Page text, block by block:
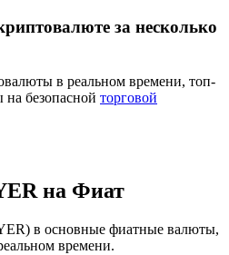
награды ежедневно
за несколько
в реальном времени, топ-
безопасной торговой
на Фиат
в основные фиатные валюты,
времени.